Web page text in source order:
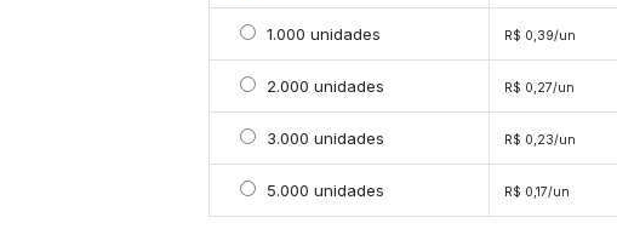
Selecionar 1000 unidades
1.000 unidades R$ 0,39/un
Selecionar 2000 unidades
2.000 unidades R$ 0,27/un
Selecionar 3000 unidades
3.000 unidades R$ 0,23/un
Selecionar 5000 unidades
5.000 unidades R$ 0,17/un